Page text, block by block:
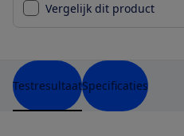
Vergelijk dit product
TestresultaatSpecificaties